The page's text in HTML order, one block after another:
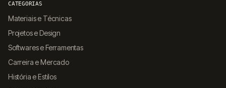
CATEGORIAS
Materiais e Técnicas
Projetos e Design
Softwares e Ferramentas
Carreira e Mercado
História e Estilos